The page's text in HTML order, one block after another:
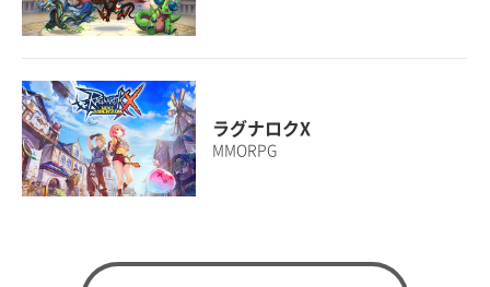
ラグナロクX
MMORPG